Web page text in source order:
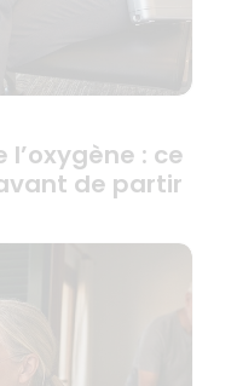
: ce
de partir